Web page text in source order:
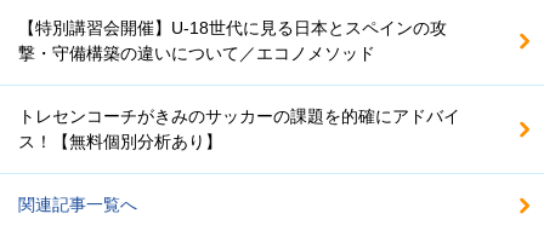
【特別講習会開催】U-18世代に見る日本とスペインの攻
撃・守備構築の違いについて／エコノメソッド
トレセンコーチがきみのサッカーの課題を的確にアドバイ
ス！【無料個別分析あり】
関連記事一覧へ